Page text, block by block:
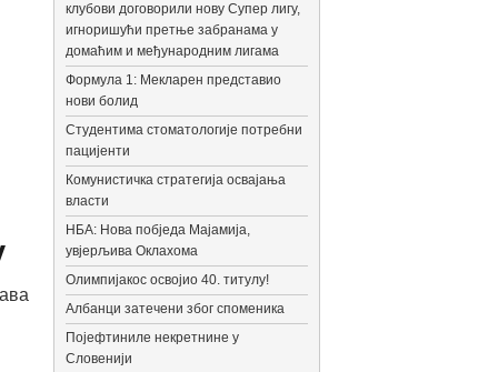
клубови договорили нову Супер лигу,
игноришући претње забранама у
домаћим и међународним лигама
Формула 1: Мекларен представио
нови болид
Студентима стоматологије потребни
пацијенти
Комунистичка стратегија освајања
власти
НБА: Нова побједа Мајамија,
увјерљива Оклахома
Олимпијакос освојио 40. титулу!
Албанци затечени због споменика
Појефтиниле некретнине у
Словенији